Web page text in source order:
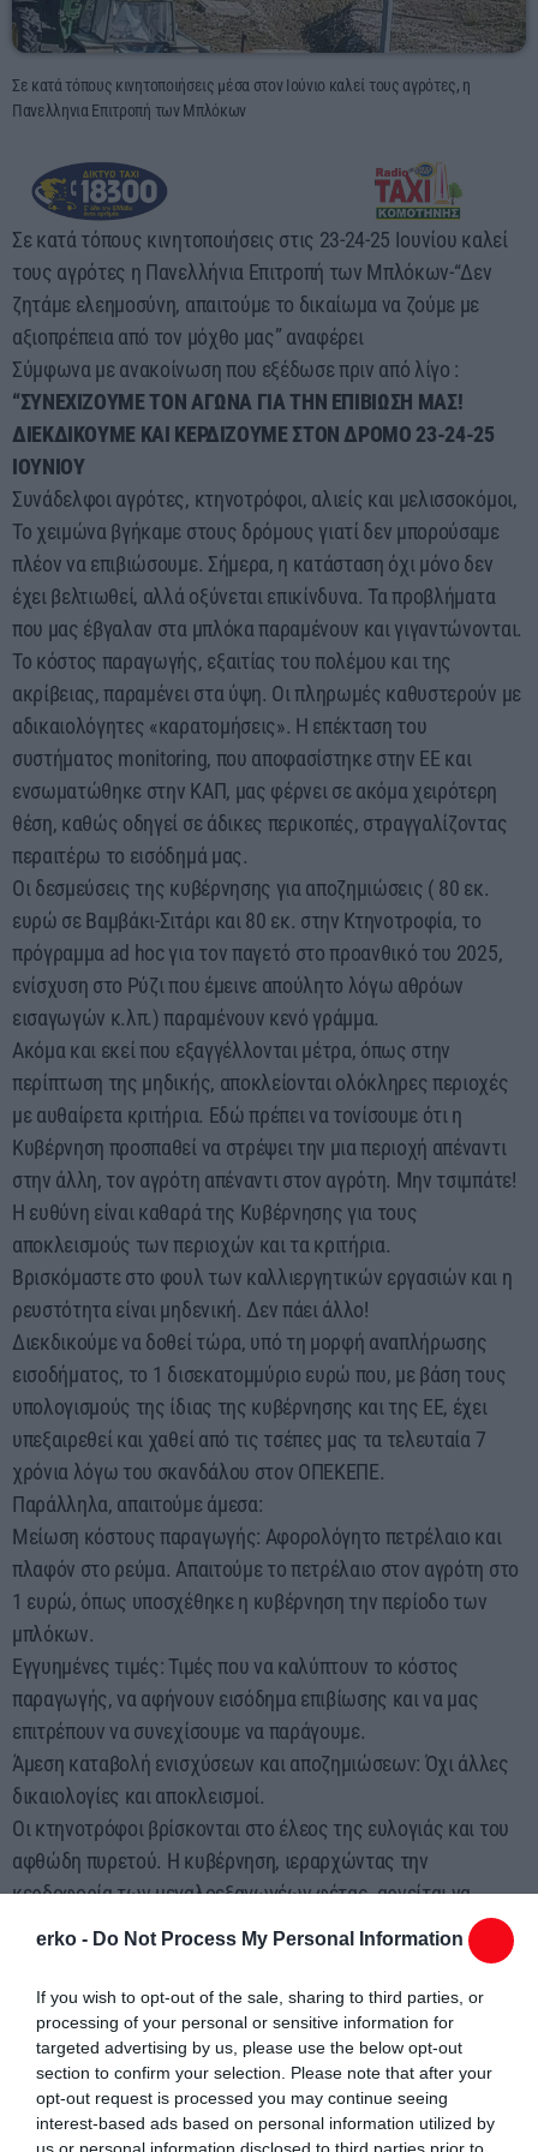
erko - Do Not Process My Personal Information
If you wish to opt-out of the sale, sharing to third parties, or
processing of your personal or sensitive information for
targeted advertising by us, please use the below opt-out
section to confirm your selection. Please note that after your
opt-out request is processed you may continue seeing
interest-based ads based on personal information utilized by
00:00 - 03:00
Σε κατά τόπους κινητοποιήσεις μέσα στον Ιούνιο καλεί τους αγρότες, η
Πανελληνια Επιτροπή των Μπλόκων
Σε κατά τόπους κινητοποιήσεις στις 23-24-25 Ιουνίου καλεί
τους αγρότες η Πανελλήνια Επιτροπή των Μπλόκων-“Δεν
ζητάμε ελεημοσύνη, απαιτούμε το δικαίωμα να ζούμε με
αξιοπρέπεια από τον μόχθο μας” αναφέρει
Σύμφωνα με ανακοίνωση που εξέδωσε πριν από λίγο :
“ΣΥΝΕΧΙΖΟΥΜΕ ΤΟΝ ΑΓΩΝΑ ΓΙΑ ΤΗΝ ΕΠΙΒΙΩΣΗ ΜΑΣ!
ΔΙΕΚΔΙΚΟΥΜΕ ΚΑΙ ΚΕΡΔΙΖΟΥΜΕ ΣΤΟΝ ΔΡΟΜΟ 23-24-25
ΙΟΥΝΙΟΥ
Συνάδελφοι αγρότες, κτηνοτρόφοι, αλιείς και μελισσοκόμοι,
Το χειμώνα βγήκαμε στους δρόμους γιατί δεν μπορούσαμε
πλέον να επιβιώσουμε. Σήμερα, η κατάσταση όχι μόνο δεν
έχει βελτιωθεί, αλλά οξύνεται επικίνδυνα. Τα προβλήματα
που μας έβγαλαν στα μπλόκα παραμένουν και γιγαντώνονται.
Το κόστος παραγωγής, εξαιτίας του πολέμου και της
ακρίβειας, παραμένει στα ύψη. Οι πληρωμές καθυστερούν με
αδικαιολόγητες «καρατομήσεις». Η επέκταση του
συστήματος monitoring, που αποφασίστηκε στην ΕΕ και
ενσωματώθηκε στην ΚΑΠ, μας φέρνει σε ακόμα χειρότερη
θέση, καθώς οδηγεί σε άδικες περικοπές, στραγγαλίζοντας
περαιτέρω το εισόδημά μας.
Οι δεσμεύσεις της κυβέρνησης για αποζημιώσεις ( 80 εκ.
ευρώ σε Βαμβάκι-Σιτάρι και 80 εκ. στην Κτηνοτροφία, το
πρόγραμμα ad hoc για τον παγετό στο προανθικό του 2025,
ενίσχυση στο Ρύζι που έμεινε απούλητο λόγω αθρόων
εισαγωγών κ.λπ.) παραμένουν κενό γράμμα.
Ακόμα και εκεί που εξαγγέλλονται μέτρα, όπως στην
περίπτωση της μηδικής, αποκλείονται ολόκληρες περιοχές
με αυθαίρετα κριτήρια. Εδώ πρέπει να τονίσουμε ότι η
Κυβέρνηση προσπαθεί να στρέψει την μια περιοχή απέναντι
στην άλλη, τον αγρότη απέναντι στον αγρότη. Μην τσιμπάτε!
Η ευθύνη είναι καθαρά της Κυβέρνησης για τους
αποκλεισμούς των περιοχών και τα κριτήρια.
Βρισκόμαστε στο φουλ των καλλιεργητικών εργασιών και η
ρευστότητα είναι μηδενική. Δεν πάει άλλο!
Διεκδικούμε να δοθεί τώρα, υπό τη μορφή αναπλήρωσης
εισοδήματος, το 1 δισεκατομμύριο ευρώ που, με βάση τους
υπολογισμούς της ίδιας της κυβέρνησης και της ΕΕ, έχει
υπεξαιρεθεί και χαθεί από τις τσέπες μας τα τελευταία 7
χρόνια λόγω του σκανδάλου στον ΟΠΕΚΕΠΕ.
Παράλληλα, απαιτούμε άμεσα:
Μείωση κόστους παραγωγής: Αφορολόγητο πετρέλαιο και
πλαφόν στο ρεύμα. Απαιτούμε το πετρέλαιο στον αγρότη στο
1 ευρώ, όπως υποσχέθηκε η κυβέρνηση την περίοδο των
μπλόκων.
Εγγυημένες τιμές: Τιμές που να καλύπτουν το κόστος
παραγωγής, να αφήνουν εισόδημα επιβίωσης και να μας
επιτρέπουν να συνεχίσουμε να παράγουμε.
Άμεση καταβολή ενισχύσεων και αποζημιώσεων: Όχι άλλες
δικαιολογίες και αποκλεισμοί.
Οι κτηνοτρόφοι βρίσκονται στο έλεος της ευλογιάς και του
αφθώδη πυρετού. Η κυβέρνηση, ιεραρχώντας την
κερδοφορία των μεγαλοεξαγωγέων φέτας, αρνείται να
προχωρήσει σε εμβολιασμούς, αφήνοντας τους
κτηνοτρόφους απροστάτευτους. Απαιτούμε άμεσα μέτρα
προστασίας και αποζημιώσεις για τις απώλειες.
Η Γραμματεία της ΠΕΜ στη συνεδρίασή της αποφάσισε:
Συντονισμένες κινητοποιήσεις κατά τόπους το τριήμερο 23,
24 και 25 Ιουνίου. Καλούμε κάθε σύλλογο, ομοσπονδία και
δομή του κινήματος να οργανώσει την παρέμβασή του.